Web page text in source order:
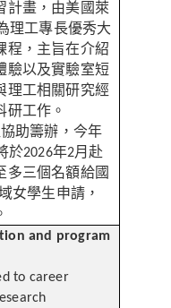
計畫，由美國萊
理工專長優秀大
程，主旨在介紹
驗以及實驗室短
理工相關研究經
研工作。
助籌辦，今年
於2026年2月赴
多三個名額給國
女學生申請，
and program
to career